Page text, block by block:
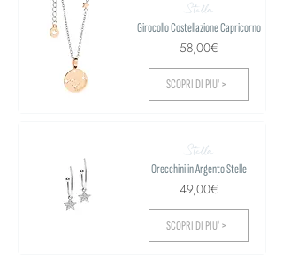
Stella
Girocollo Costellazione Capricorno
58,00€
SCOPRI DI PIU' >
Stella
Orecchini in Argento Stelle
49,00€
SCOPRI DI PIU' >